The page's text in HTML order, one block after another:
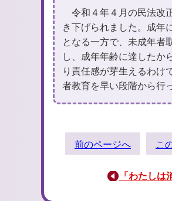
令和４年４月の民法改
き下げられました。成年
となる一方で、未成年者
し、成年年齢に達したか
り責任感が芽生えるわけ
者教育を早い段階から行
前のページへ こ
「わたし